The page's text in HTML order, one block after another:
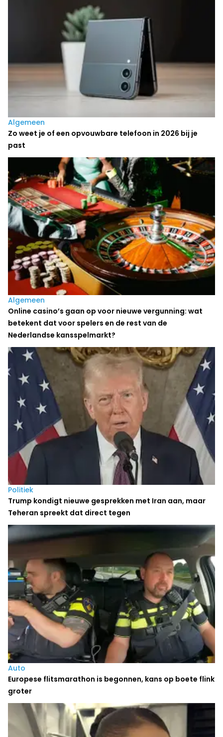
Algemeen
Zo weet je of een opvouwbare telefoon in 2026 bij je
past
Algemeen
Online casino’s gaan op voor nieuwe vergunning: wat
betekent dat voor spelers en de rest van de
Nederlandse kansspelmarkt?
Politiek
Trump kondigt nieuwe gesprekken met Iran aan, maar
Teheran spreekt dat direct tegen
Auto
Europese flitsmarathon is begonnen, kans op boete flink
groter